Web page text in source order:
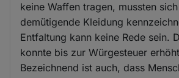
keine Waffen tragen, mussten
demütigende Kleidung
Entfaltung kann keine Rede sein.
konnte bis zur Würgesteuer
Bezeichnend ist auch, dass